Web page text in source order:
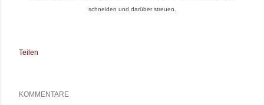
schneiden und darüber streuen.
Teilen
KOMMENTARE